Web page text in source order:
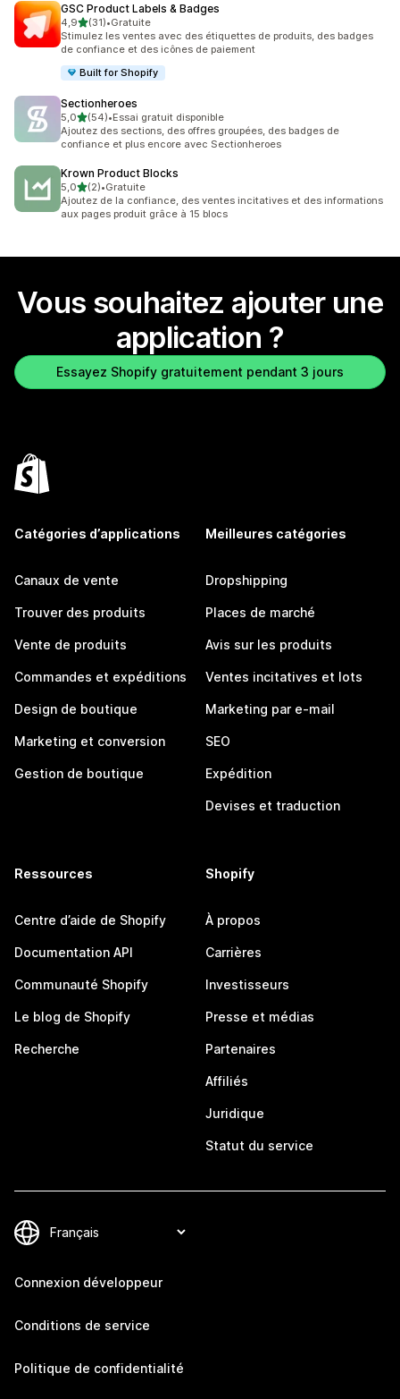
GSC Product Labels & Badges
4,9étoile(s) sur 5
(31)
31 avis au total
•Gratuite
Stimulez les ventes avec des étiquettes de produits, des badges
de confiance et des icônes de paiement
Built for Shopify
Sectionheroes
5,0étoile(s) sur 5
(54)
54 avis au total
•Essai gratuit disponible
Ajoutez des sections, des offres groupées, des badges de
confiance et plus encore avec Sectionheroes
Krown Product Blocks
5,0étoile(s) sur 5
(2)
2 avis au total
•Gratuite
Ajoutez de la confiance, des ventes incitatives et des informations
aux pages produit grâce à 15 blocs
Vous souhaitez ajouter une
application ?
Essayez Shopify gratuitement pendant 3 jours
Catégories d’applications
Canaux de vente
Trouver des produits
Vente de produits
Commandes et expéditions
Design de boutique
Marketing et conversion
Gestion de boutique
Meilleures catégories
Dropshipping
Places de marché
Avis sur les produits
Ventes incitatives et lots
Marketing par e-mail
SEO
Expédition
Devises et traduction
Ressources
Centre d’aide de Shopify
Documentation API
Communauté Shopify
Le blog de Shopify
Recherche
Shopify
À propos
Carrières
Investisseurs
Presse et médias
Partenaires
Affiliés
Juridique
Statut du service
Connexion développeur
Conditions de service
Politique de confidentialité